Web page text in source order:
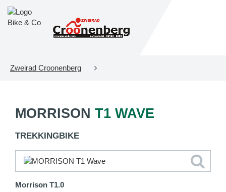
Zweirad Croonenberg
MORRISON T1 WAVE
TREKKINGBIKE
Morrison T1.0